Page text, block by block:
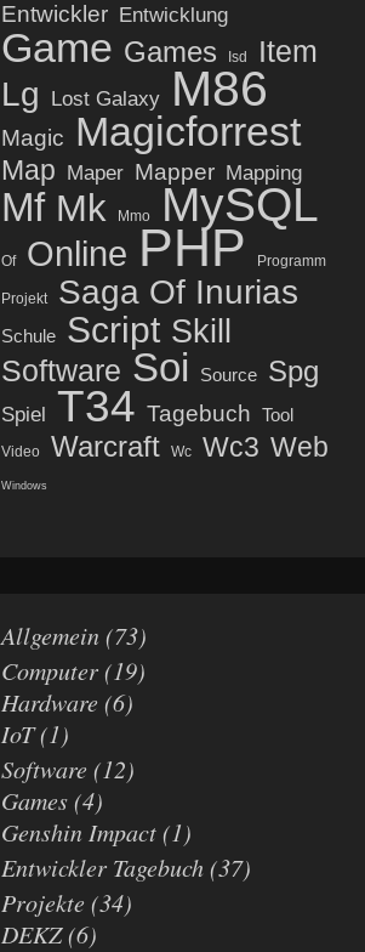
Entwickler Entwicklung
Game Games Isd Item
Lg Lost Galaxy M86
Magic Magicforrest
Map Maper Mapper Mapping
Mf Mk Mmo MySQL
Of Online PHP Programm
Projekt Saga Of Inurias
Schule Script Skill
Software Soi Source Spg
Spiel T34 Tagebuch Tool
Video Warcraft Wc Wc3 Web
Windows
Allgemein(73)
Computer(19)
Hardware(6)
IoT(1)
Software(12)
Games(4)
Genshin Impact(1)
Entwickler Tagebuch(37)
Projekte(34)
DEKZ(6)